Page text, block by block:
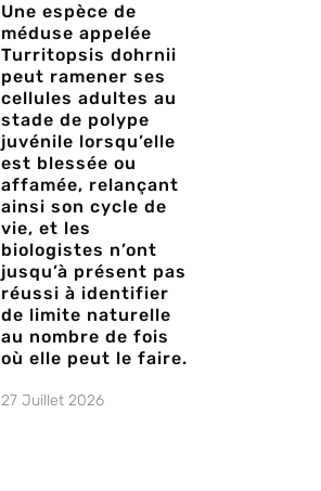
Une espèce de
méduse appelée
Turritopsis dohrnii
peut ramener ses
cellules adultes au
stade de polype
juvénile lorsqu’elle
est blessée ou
affamée, relançant
ainsi son cycle de
vie, et les
biologistes n’ont
jusqu’à présent pas
réussi à identifier
de limite naturelle
au nombre de fois
où elle peut le faire.
27 Juillet 2026